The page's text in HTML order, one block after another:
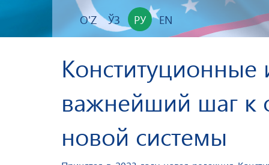
O'Z ЎЗ РУ EN
важнейший шаг
новой системы